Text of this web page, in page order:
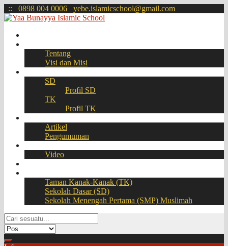
:: 0898 004 0006 yebe.islamicschool@gmail.com
Tentang
Visi dan Misi
SD
Profil SD
TK
Profil TK
Artikel
Pengumuman
Video
Taman Kanak-Kanak (TK)
Sekolah Dasar (SD)
Sekolah Menengah Pertama (SMP) Muslimah